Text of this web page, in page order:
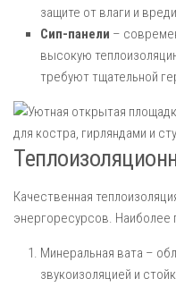
защите от влаги и
Сип-панели –
высокую
требуют тщательной
Качественная
энергоресурсов. Наиболее
Минеральная вата –
звукоизоляцией и